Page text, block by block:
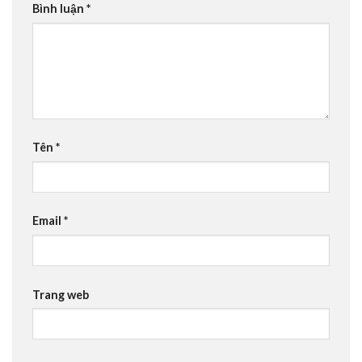
Bình luận *
Tên *
Email *
Trang web